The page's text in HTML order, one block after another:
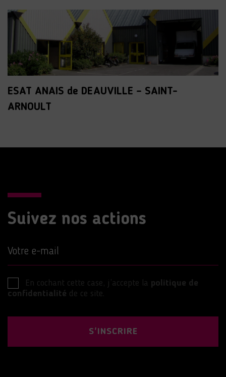
ESAT ANAIS de DEAUVILLE – SAINT-
ARNOULT
Suivez nos actions
Votre e-mail
En cochant cette case, j’accepte la politique de
confidentialité de ce site.
S'INSCRIRE